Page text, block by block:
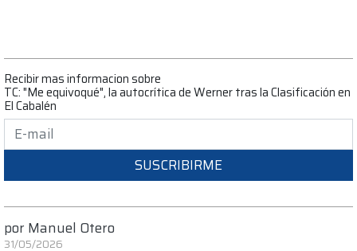
Recibir mas informacion sobre
TC: "Me equivoqué", la autocrítica de Werner tras la Clasificación en
El Cabalén
SUSCRIBIRME
por Manuel Otero
31/05/2026